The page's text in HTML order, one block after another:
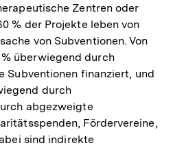
Zentren oder
% der Projekte leben von
von Subventionen. Von
überwiegend durch
Subventionen finanziert, und
durch
abgezweigte
Fördervereine,
sind indirekte